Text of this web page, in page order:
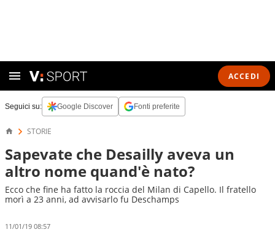
ACCEDI
Seguici su: Google Discover Fonti preferite
STORIE
Sapevate che Desailly aveva un
altro nome quand'è nato?
Ecco che fine ha fatto la roccia del Milan di Capello. Il fratello
morì a 23 anni, ad avvisarlo fu Deschamps
11/01/19 08:57